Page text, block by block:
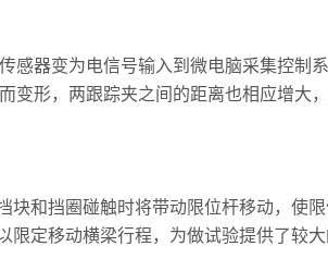
器变为电信号输入到微电脑采集控制系
变形，两跟踪夹之间的距离也相应增大
块和挡圈碰触时将带动限位杆移动，使
限定移动横梁行程，为做试验提供了较